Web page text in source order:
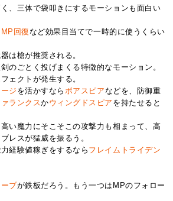
、三体で袋叩きにするモーションも面白い
MP回復など効果目当てで一時的に使うくらい
は槍が推奨される。
のごとく投げまくる特徴的なモーション。
ェクトが発生する。
ジ を活かすなら ボアスピアなどを、防御重
ァランクスかウィングドスピア を持たせると
い魔力にそこそこの攻撃力も相まって、高
レスが猛威を振るう。
経験値稼ぎをするなら フレイムトライデン
ブが鉄板だろう。もう一つはMPのフォロー